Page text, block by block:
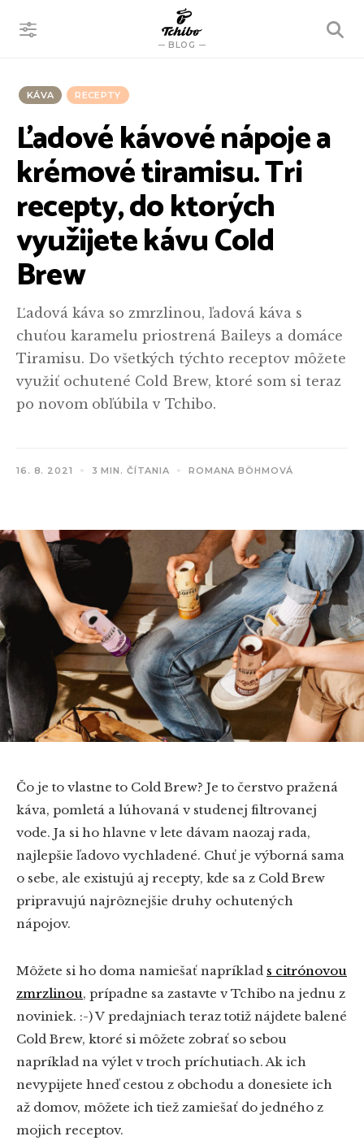
BLOG
VYHĽADÁVANIE
KÁVA RECEPTY
Ľadové kávové nápoje a
krémové tiramisu. Tri
recepty, do ktorých
využijete kávu Cold
Brew
Ľadová káva so zmrzlinou, ľadová káva s
chuťou karamelu priostrená Baileys a domáce
Tiramisu. Do všetkých týchto receptov môžete
využiť ochutené Cold Brew, ktoré som si teraz
po novom obľúbila v Tchibo.
16. 8. 2021 3 MIN. ČÍTANIA ROMANA BÖHMOVÁ
Čo je to vlastne to Cold Brew? Je to čerstvo pražená
káva, pomletá a lúhovaná v studenej filtrovanej
vode. Ja si ho hlavne v lete dávam naozaj rada,
najlepšie ľadovo vychladené. Chuť je výborná sama
o sebe, ale existujú aj recepty, kde sa z Cold Brew
pripravujú najrôznejšie druhy ochutených
nápojov.
Môžete si ho doma namiešať napríklad s citrónovou
zmrzlinou, prípadne sa zastavte v Tchibo na jednu z
noviniek. :-) V predajniach teraz totiž nájdete balené
Cold Brew, ktoré si môžete zobrať so sebou
napríklad na výlet v troch príchutiach. Ak ich
nevypijete hneď cestou z obchodu a donesiete ich
až domov, môžete ich tiež zamiešať do jedného z
mojich receptov.